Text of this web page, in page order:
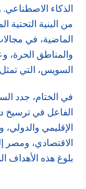
الذكاء
من البنية التحتية
الماضية، في
والمناطق الحرة،
السويس، التي تمثل
في الختام، جدد
الفاعل في ترسيخ
الإقليمي
الاقتصادي، ومصر
بلوغ هذه الأهداف